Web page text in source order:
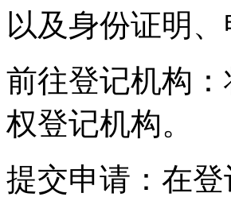
以及身份证明
前往登记机构
权登记机构。
提交申请：在